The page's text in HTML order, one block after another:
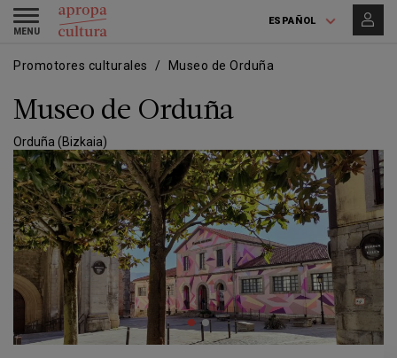
Pasar
contenido
Skip
main
ESPAÑOL
Toggle
navigation
Promotores culturales Museo de Orduña
Museo de Orduña
Orduña (Bizkaia)